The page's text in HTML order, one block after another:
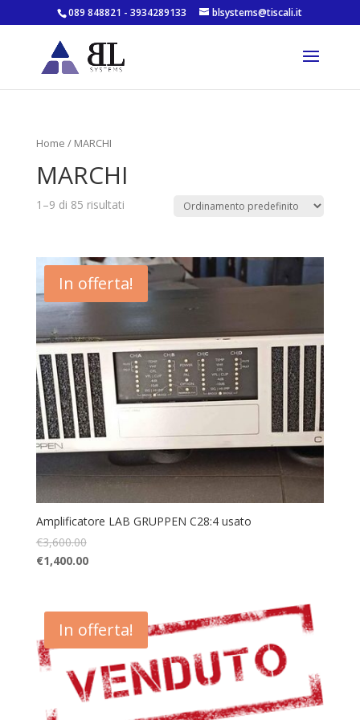
089 848821 - 3934289133 blsystems@tiscali.it
Home / MARCHI
MARCHI
1–9 di 85 risultati
In offerta!
Amplificatore LAB GRUPPEN C28:4 usato
€3,600.00
€1,400.00
In offerta!